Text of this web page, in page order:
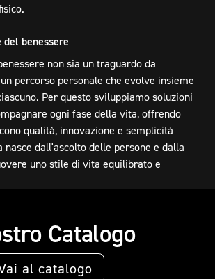
del benessere
non sia un traguardo da
percorso personale che evolve insieme
Per questo sviluppiamo soluzioni
ogni fase della vita, offrendo
qualità, innovazione e semplicità
nasce dall'ascolto delle persone e dalla
uno stile di vita equilibrato e
Catalogo
al catalogo